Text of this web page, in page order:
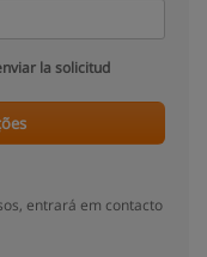
la solicitud
entrará em contacto